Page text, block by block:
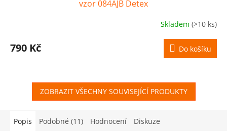
vzor 084AJB Detex
Skladem (>10 ks)
790 Kč Do košíku
ZOBRAZIT VŠECHNY SOUVISEJÍCÍ PRODUKTY
Popis Podobné (11) Hodnocení Diskuze